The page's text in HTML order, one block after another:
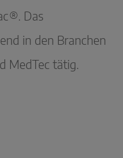
Das
in den Branchen
MedTec tätig.